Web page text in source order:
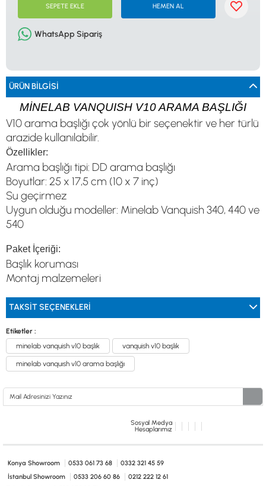
0533 061 73 68 0533 206 6086 0332 321 45 59
© 2024 Tevafuk Elektronik LTD. ŞTİ.
Dedektör Dünyası, lider dünya markası dedektörlerin
Türkiye distribitörü olan Tevafuk Elektronik LTD. ŞTİ. resmi satış kanalıdır.
SEPETE EKLE HEMEN AL
WhatsApp Sipariş
ÜRÜN BILGISI
MİNELAB VANQUISH V10 ARAMA BAŞLIĞI
V10 arama başlığı çok yönlü bir seçenektir ve her türlü
arazide kullanılabilir.
Özellikler:
Arama başlığı tipi: DD arama başlığı
Boyutlar: 25 x 17,5 cm (10 x 7 inç)
Su geçirmez
Uygun olduğu modeller: Minelab Vanquish 340, 440 ve
540
Paket İçeriği:
Başlık koruması
Montaj malzemeleri
TAKSIT SEÇENEKLERI
Etiketler :
minelab vanquish v10 başlık
vanquish v10 başlık
minelab vanquısh v10 arama başlığı
Sosyal Medya
Hesaplarımız
Konya Showroom 0533 061 73 68
0332 321 45 59
İstanbul Showroom
0533 206 60 86
0212 222 12 61